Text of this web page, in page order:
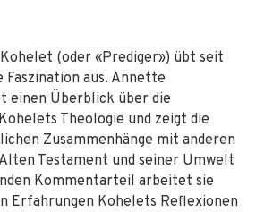
(oder «Prediger») übt seit
aus. Annette
einen Überblick über die
Theologie und zeigt die
Zusammenhänge mit anderen
Testament und seiner Umwelt
Kommentarteil arbeitet sie
Erfahrungen Kohelets Reflexionen